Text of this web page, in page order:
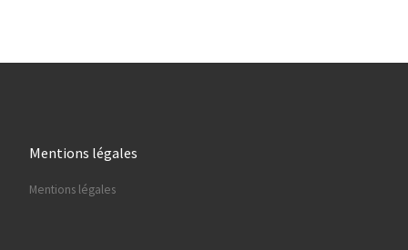
Mentions légales
Mentions légales